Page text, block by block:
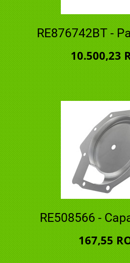
RE876742BT -
10.500,23
RE508566 -
167,55